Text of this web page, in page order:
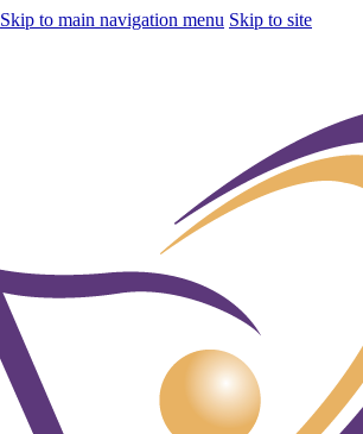
Skip to main navigation menu Skip to site